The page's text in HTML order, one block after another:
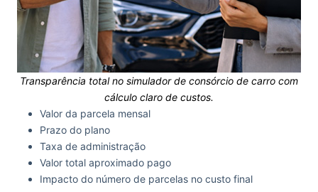
Transparência total no simulador de consórcio de carro com
cálculo claro de custos.
Valor da parcela mensal
Prazo do plano
Taxa de administração
Valor total aproximado pago
Impacto do número de parcelas no custo final